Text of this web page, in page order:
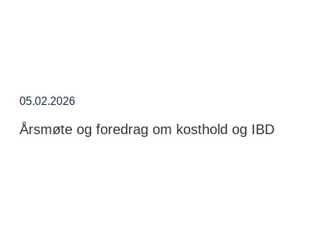
05.02.2026
Årsmøte og foredrag om kosthold og IBD